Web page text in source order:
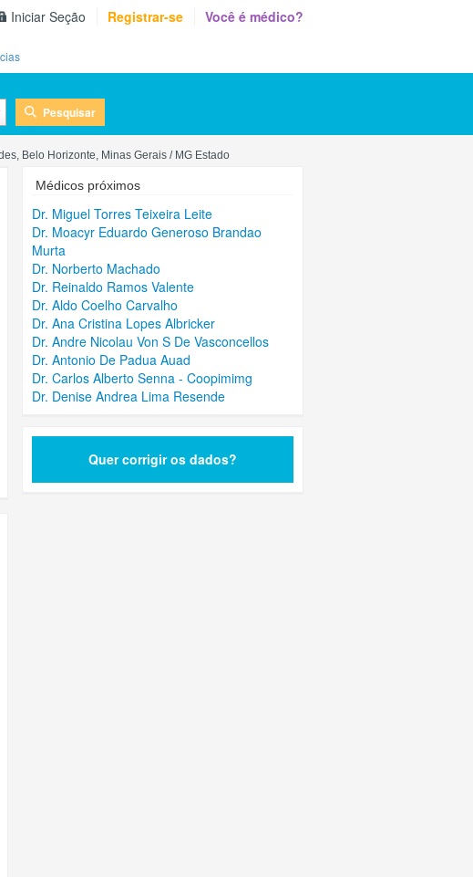
Iniciar Seção Registrar-se Você é médico?
Pesquisar
Belo Horizonte, Minas Gerais / MG Estado
Médicos próximos
Dr. Miguel Torres Teixeira Leite
Dr. Moacyr Eduardo Generoso Brandao
Murta
Dr. Norberto Machado
Dr. Reinaldo Ramos Valente
Dr. Aldo Coelho Carvalho
Dr. Ana Cristina Lopes Albricker
Dr. Andre Nicolau Von S De Vasconcellos
Dr. Antonio De Padua Auad
Dr. Carlos Alberto Senna - Coopimimg
Dr. Denise Andrea Lima Resende
Quer corrigir os dados?